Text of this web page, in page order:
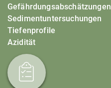
Gefährdungsabschätzungen
Sedimentuntersuchungen
Tiefenprofile
Azidität